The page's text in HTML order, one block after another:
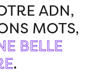
ADN,
MOTS,
BELLE
.